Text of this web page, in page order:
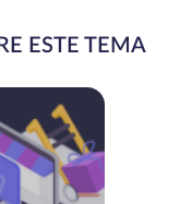
ESTE TEMA